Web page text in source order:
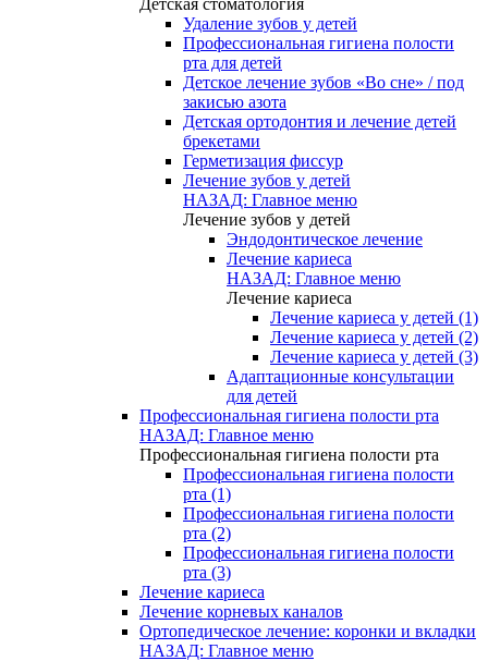
Детская стоматология
Удаление зубов у детей
Профессиональная гигиена полости
рта для детей
Детское лечение зубов «Во сне» / под
закисью азота
Детская ортодонтия и лечение детей
брекетами
Герметизация фиссур
Лечение зубов у детей
НАЗАД: Главное меню
Лечение зубов у детей
Эндодонтическое лечение
Лечение кариеса
НАЗАД: Главное меню
Лечение кариеса
Лечение кариеса у детей (1)
Лечение кариеса у детей (2)
Лечение кариеса у детей (3)
Адаптационные консультации
для детей
Профессиональная гигиена полости рта
НАЗАД: Главное меню
Профессиональная гигиена полости рта
Профессиональная гигиена полости
рта (1)
Профессиональная гигиена полости
рта (2)
Профессиональная гигиена полости
рта (3)
Лечение кариеса
Лечение корневых каналов
Ортопедическое лечение: коронки и вкладки
НАЗАД: Главное меню